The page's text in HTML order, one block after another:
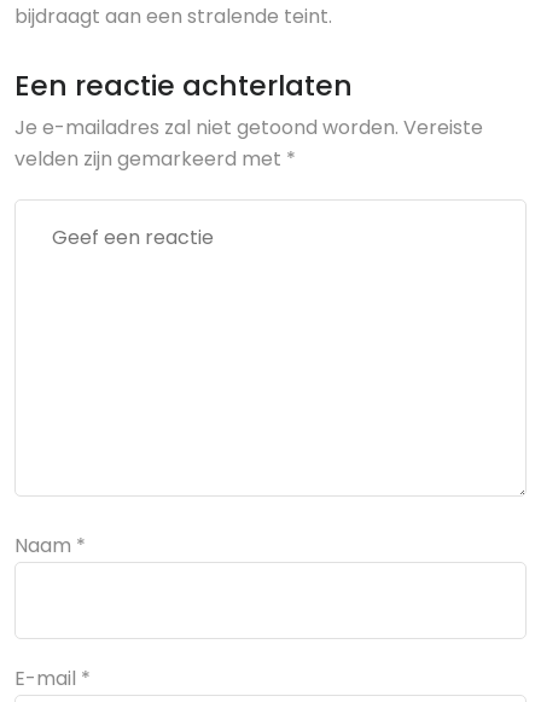
bijdraagt aan een stralende teint.
Een reactie achterlaten
Je e-mailadres zal niet getoond worden. Vereiste
velden zijn gemarkeerd met *
Naam *
E-mail *